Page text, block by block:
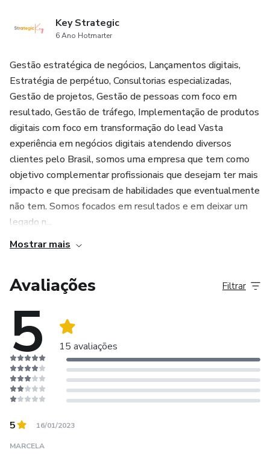
Key Strategic
6 Ano Hotmarter
Gestão estratégica de negócios, Lançamentos digitais,
Estratégia de perpétuo, Consultorias especializadas,
Gestão de projetos, Gestão de pessoas com foco em
resultado, Gestão de tráfego, Implementação de produtos
digitais com foco em transformação do lead Vasta
experiência em negócios digitais atendendo diversos
clientes pelo Brasil, somos uma empresa que tem como
objetivo complementar profissionais que desejam ter mais
impacto e que precisam de habilidades que eventualmente
não tem. Somos focados em resultados e em deixar um
legado n...
Mostrar mais
Avaliações
5 15 avaliações
Filtrar
5 16/01/2023
MARCELA